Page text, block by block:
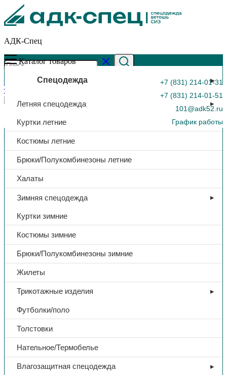
АДК-Спец
+7 (831) 214-01-31
+7 (831) 214-01-51
101@adk52.ru
График работы
0
Каталог товаров
Спецодежда
Летняя спецодежда
Куртки летние
Костюмы летние
Брюки/Полукомбинезоны летние
Халаты
Зимняя спецодежда
Куртки зимние
Костюмы зимние
Брюки/Полукомбинезоны зимние
Жилеты
Трикотажные изделия
Футболки/поло
Толстовки
Нательное/Термобелье
Влагозащитная спецодежда
Главная страница»Каталог»Каскетка защитная «РОСОМЗ™
RZ FavoriT CAP», синий, арт. 95518